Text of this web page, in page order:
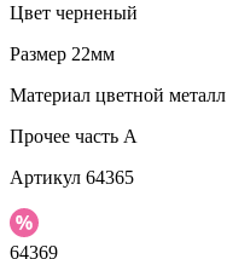
Цвет черненый
Размер 22мм
Материал цветной металл
Прочее часть A
Артикул 64365
64369